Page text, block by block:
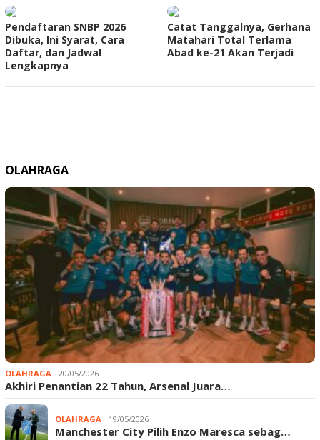
Pendaftaran SNBP 2026
Dibuka, Ini Syarat, Cara
Daftar, dan Jadwal
Lengkapnya
Catat Tanggalnya, Gerhana
Matahari Total Terlama
Abad ke-21 Akan Terjadi
OLAHRAGA
OLAHRAGA 20/05/2026
Akhiri Penantian 22 Tahun, Arsenal Juara…
OLAHRAGA 19/05/2026
Manchester City Pilih Enzo Maresca sebag…